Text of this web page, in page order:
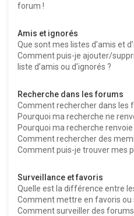
forum !
Amis et ignorés
Que sont mes listes d’amis et
Comment puis-je ajouter/
liste d’amis ou d’ignorés ?
Recherche dans les forums
Comment rechercher dans les
Pourquoi ma recherche ne
Pourquoi ma recherche
Comment rechercher des
Comment puis-je trouver mes
Surveillance et favoris
Quelle est la différence entre
Comment mettre en favoris ou
Comment surveiller des forums